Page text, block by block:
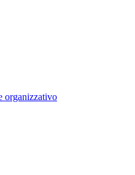
organizzativo